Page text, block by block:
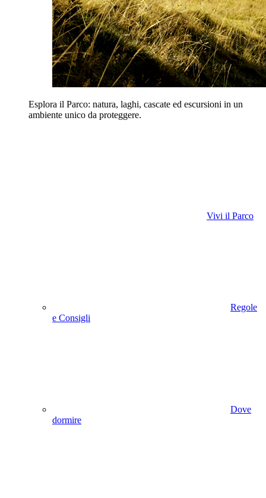
Esplora il Parco: natura, laghi, cascate ed escursioni in un
ambiente unico da proteggere.
Vivi il Parco
Regole
e Consigli
Dove
dormire